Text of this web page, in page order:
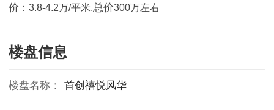
价 ：3.8-4.2万/平米,总价300万左右
楼盘信息
楼盘名称： 首创禧悦风华